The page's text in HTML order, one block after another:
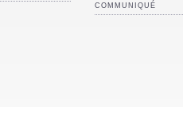
COMMUNIQUÉ